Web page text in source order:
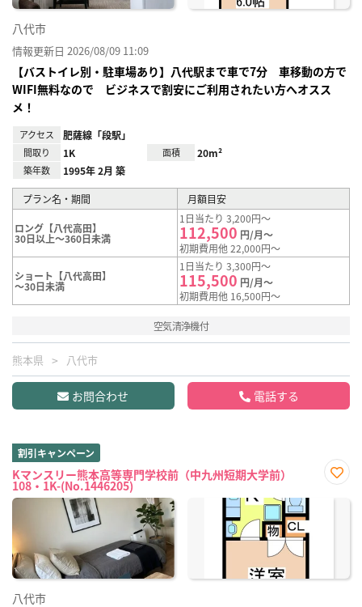
八代市
情報更新日 2026/08/09 11:09
【バストイレ別・駐車場あり】八代駅まで車で7分 車移動の方で
WIFI無料なので ビジネスで割安にご利用されたい方へオスス
メ！
アクセス 肥薩線「段駅」
間取り 1K 面積 20m²
築年数 1995年 2月 築
プラン名・期間 月額目安
ロング【八代高田】
30日以上～360日未満
1日当たり 3,200円～
112,500 円/月～
初期費用他 22,000円～
ショート【八代高田】
～30日未満
1日当たり 3,300円～
115,500 円/月～
初期費用他 16,500円～
空気清浄機付
熊本県 八代市
お問合わせ 電話する
割引キャンペーン
Kマンスリー熊本高等専門学校前（中九州短期大学前）
108・1K-(No.1446205)
に入
八代市